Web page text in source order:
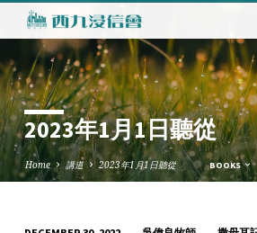
2023年1月1日聽從
Home 講道 2023年1月1日聽從 BOOKS